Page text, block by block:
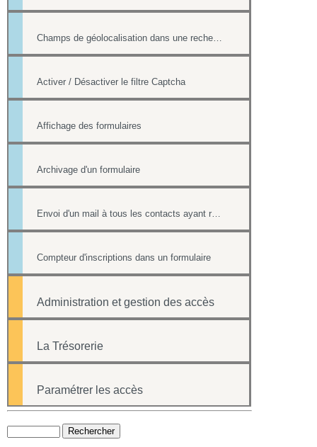
Activer / Désactiver le filtre Captcha
Affichage des formulaires
Archivage d'un formulaire
Compteur d'inscriptions dans un formulaire
Administration et gestion des accès
La Trésorerie
Paramétrer les accès